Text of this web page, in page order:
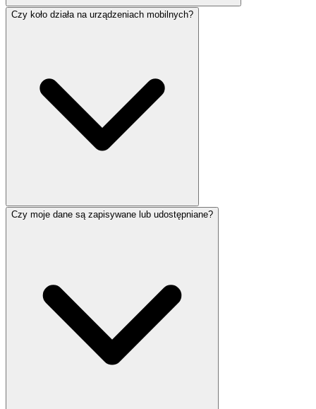
Czy koło działa na urządzeniach mobilnych?
Czy moje dane są zapisywane lub udostępniane?